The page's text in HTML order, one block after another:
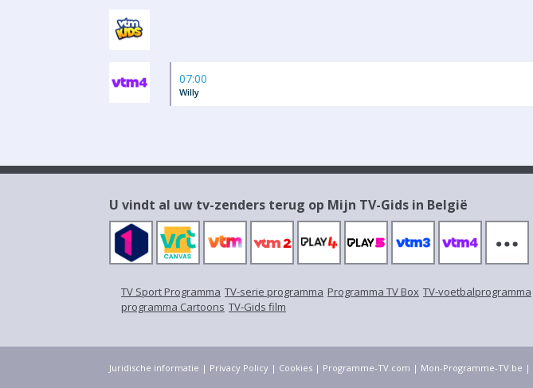
07:00
Willy
U vindt al uw tv-zenders terug op Mijn TV-Gids in België
TV Sport Programma TV-serie programma Programma TV Box TV-voetbalprogramma
programma Cartoons TV-Gids film
Juridische informatie | Privacy Policy | Cookies | Programme-TV.com | Mon-Programme-TV.be |